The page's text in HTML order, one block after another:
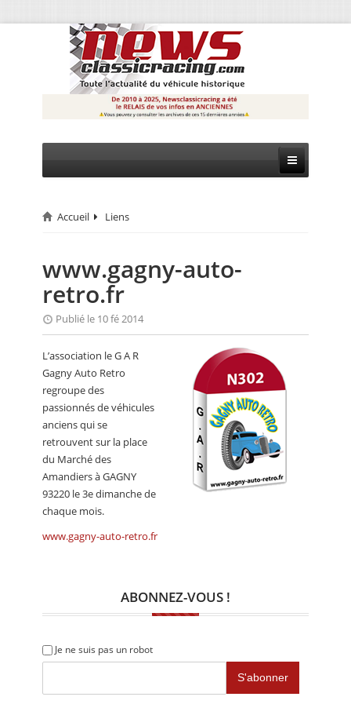
CIRCUIT
MONTAGNE
EVÈNEMENTS
CALENDRIER
FOCUS
VIDEO
ANNUAIRES
PETITES ANNONCES
Accueil Liens
www.gagny-auto-
retro.fr
Publié le 10 fé 2014
L’association le G A R
Gagny Auto Retro
regroupe des
passionnés de véhicules
anciens qui se
retrouvent sur la place
du Marché des
Amandiers à GAGNY
93220 le 3e dimanche de
chaque mois.
www.gagny-auto-retro.fr
ABONNEZ-VOUS !
Je ne suis pas un robot